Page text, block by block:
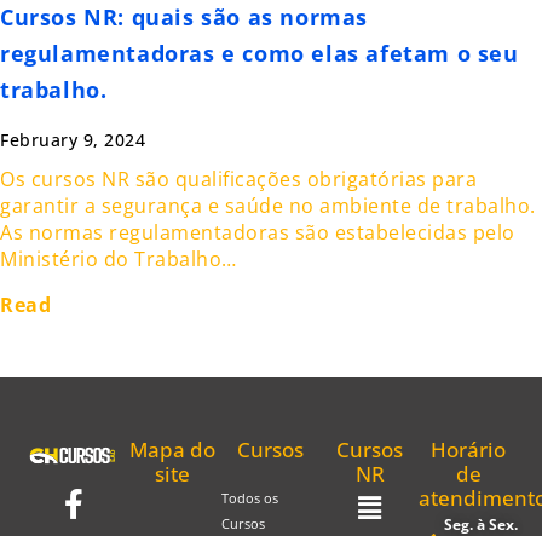
Cursos NR: quais são as normas
regulamentadoras e como elas afetam o seu
trabalho.
February 9, 2024
Os cursos NR são qualificações obrigatórias para
garantir a segurança e saúde no ambiente de trabalho.
As normas regulamentadoras são estabelecidas pelo
Ministério do Trabalho…
Read
Mapa do
site
Cursos
Todos os
Cursos
Cursos
NR
Horário
de
Seg. à Sex.